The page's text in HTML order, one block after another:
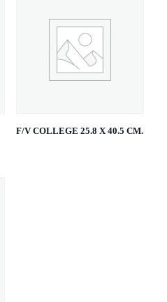
F/V COLLEGE 25.8 X 40.5 CM.